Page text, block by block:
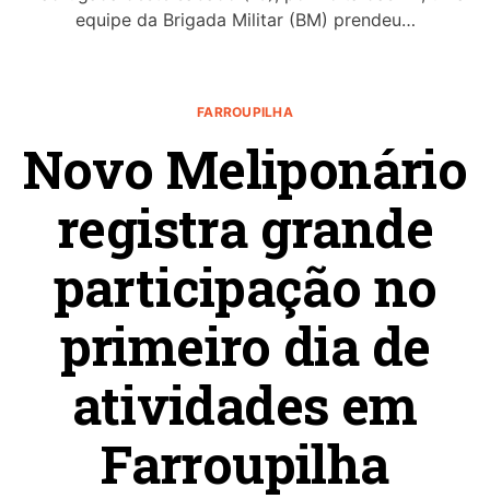
equipe da Brigada Militar (BM) prendeu…
FARROUPILHA
Novo Meliponário
registra grande
participação no
primeiro dia de
atividades em
Farroupilha